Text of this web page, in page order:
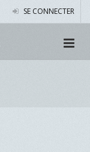
SE CONNECTER